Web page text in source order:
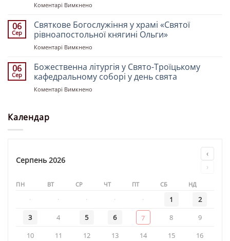
і
Олени»
Коментарі Вимкнено
літургія
у
храмі
06
Сер
Святкове Богослужіння у храмі «Святої
рівноапостольної княгині Ольги»
Коментарі Вимкнено
Богослужіння
у
храмі
06
Сер
Божественна літургія у Свято-Троїцькому
кафедральному соборі у день свята
Коментарі Вимкнено
Календар
Серпень 2026
‹
›
ПН ВТ СР ЧТ ПТ СБ НД
· · · · · 1
2
3
4 5 6 7 8
9
10
11 12 13 14 15
16